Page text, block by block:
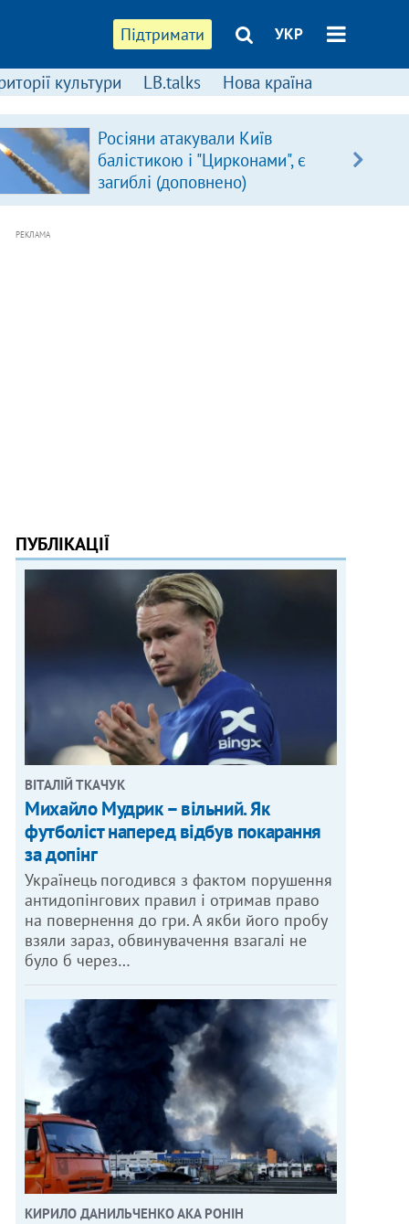
Підтримати УКР
культури LB.talks Нова країна
Росіяни атакували Київ
балістикою і "Цирконами", є
загиблі (доповнено)
РЕКЛАМА
ПУБЛІКАЦІЇ
ВІТАЛІЙ ТКАЧУК
Михайло Мудрик – вільний. Як
футболіст наперед відбув покарання
за допінг
Українець погодився з фактом порушення
антидопінгових правил і отримав право
на повернення до гри. А якби його пробу
взяли зараз, обвинувачення взагалі не
було б через…
КИРИЛО ДАНИЛЬЧЕНКО АКА РОНІН